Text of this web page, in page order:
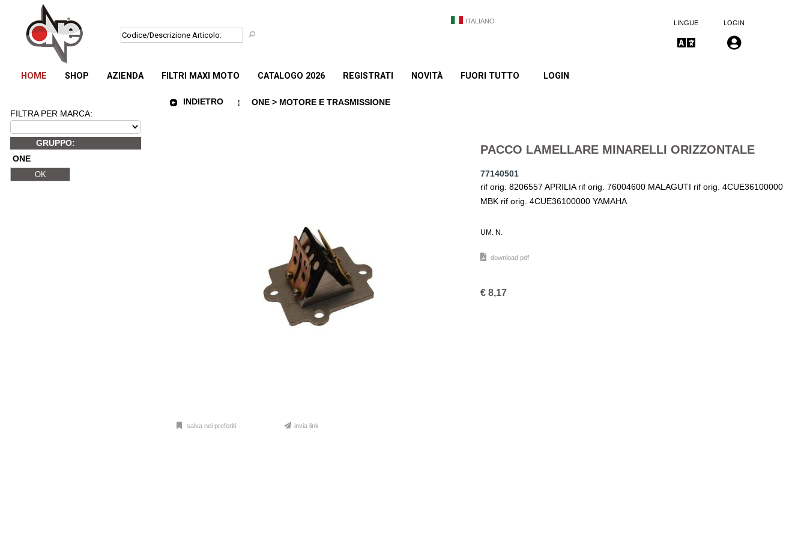
ITALIANO LINGUE LOGIN
HOME SHOP AZIENDA FILTRI MAXI MOTO CATALOGO 2026 REGISTRATI NOVITÀ FUORI TUTTO LOGIN
FILTRA PER MARCA:
GRUPPO:
ONE
INDIETRO ONE > MOTORE E TRASMISSIONE
PACCO LAMELLARE MINARELLI ORIZZONTALE
77140501
rif orig. 8206557 APRILIA rif orig. 76004600 MALAGUTI rif orig. 4CUE36100000
MBK rif orig. 4CUE36100000 YAMAHA
UM. N.
download pdf
€ 8,17
salva nei preferiti invia link